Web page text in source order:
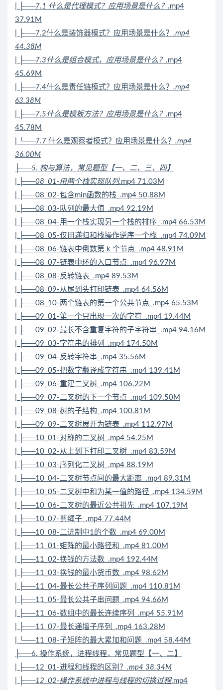
| ├──7.1 什么是代理模式？应用场景是什么？ .mp4
37.91M
| ├──7.2什么是装饰器模式？应用场景是什么？ .mp4
44.38M
| ├──7.3什么是组合模式，应用场景是什么？ .mp4
45.69M
| ├──7.4什么是责任链模式？应用场景是什么？ .mp4
63.38M
| ├──7.5什么是模板方法？应用场景是什么？ .mp4
45.78M
| └──7.7 什么是观察者模式？应用场景是什么？ .mp4
36.00M
├──5. 构与算法，常见题型【一、二、三、四】
| ├──08_01-用两个栈实现队列.mp4 71.03M
| ├──08_02-包含min函数的栈_.mp4 50.88M
| ├──08_03-队列的最大值_.mp4 92.19M
| ├──08_04-用一个栈实现另一个栈的排序_.mp4 66.53M
| ├──08_05-仅用递归和栈操作逆序一个栈_.mp4 74.09M
| ├──08_06-链表中倒数第 k 个节点_.mp4 48.91M
| ├──08_07-链表中环的入口节点_.mp4 96.97M
| ├──08_08-反转链表_.mp4 89.53M
| ├──08_09-从尾到头打印链表_.mp4 64.56M
| ├──08_10-两个链表的第一个公共节点_.mp4 65.53M
| ├──09_01-第一个只出现一次的字符_.mp4 19.44M
| ├──09_02-最长不含重复字符的子字符串_.mp4 94.16M
| ├──09_03-字符串的排列_.mp4 174.50M
| ├──09_04-反转字符串_.mp4 35.56M
| ├──09_05-把数字翻译成字符串_.mp4 139.41M
| ├──09_06-重建二叉树_.mp4 106.22M
| ├──09_07-二叉树的下一个节点_.mp4 109.50M
| ├──09_08-树的子结构_.mp4 100.81M
| ├──09_09-二叉树展开为链表_.mp4 112.97M
| ├──10_01-对称的二叉树_.mp4 54.25M
| ├──10_02-从上到下打印二叉树_.mp4 83.59M
| ├──10_03-序列化二叉树_.mp4 88.19M
| ├──10_04-二叉树节点间的最大距离_.mp4 89.31M
| ├──10_05-二叉树中和为某一值的路径_.mp4 134.59M
| ├──10_06-二叉树的最近公共祖先_.mp4 107.19M
| ├──10_07-剪绳子_.mp4 77.44M
| ├──10_08-二进制中1的个数_.mp4 69.00M
| ├──11_01-矩阵的最小路径和_.mp4 81.00M
| ├──11_02-换钱的方法数_.mp4 192.44M
| ├──11_03-换钱的最小货币数_.mp4 98.62M
| ├──11_04-最长公共子序列问题_.mp4 110.81M
| ├──11_05-最长公共子串问题_.mp4 94.66M
| ├──11_06-数组中的最长连续序列_.mp4 55.91M
| ├──11_07-最长递增子序列_.mp4 163.28M
| └──11_08-子矩阵的最大累加和问题_.mp4 58.44M
├──6. 操作系统，进程线程，常见题型【一、二】
| ├──12_01-进程和线程的区别？ .mp4 38.34M
| ├──12_02-操作系统中进程与线程的切换过程.mp4